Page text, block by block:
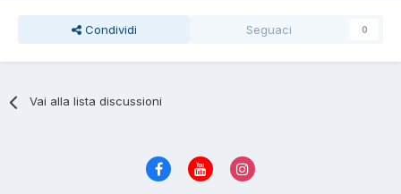
Condividi Seguaci 0
Vai alla lista discussioni